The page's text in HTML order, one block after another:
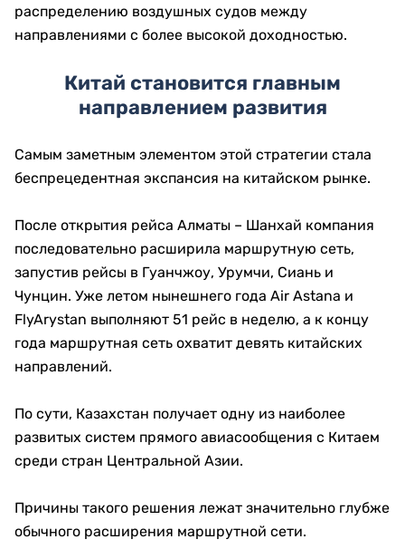
распределению воздушных судов между
направлениями с более высокой доходностью.
Китай становится главным
направлением развития
Самым заметным элементом этой стратегии стала
беспрецедентная экспансия на китайском рынке.
После открытия рейса Алматы – Шанхай компания
последовательно расширила маршрутную сеть,
запустив рейсы в Гуанчжоу, Урумчи, Сиань и
Чунцин. Уже летом нынешнего года Air Astana и
FlyArystan выполняют 51 рейс в неделю, а к концу
года маршрутная сеть охватит девять китайских
направлений.
По сути, Казахстан получает одну из наиболее
развитых систем прямого авиасообщения с Китаем
среди стран Центральной Азии.
Причины такого решения лежат значительно глубже
обычного расширения маршрутной сети.